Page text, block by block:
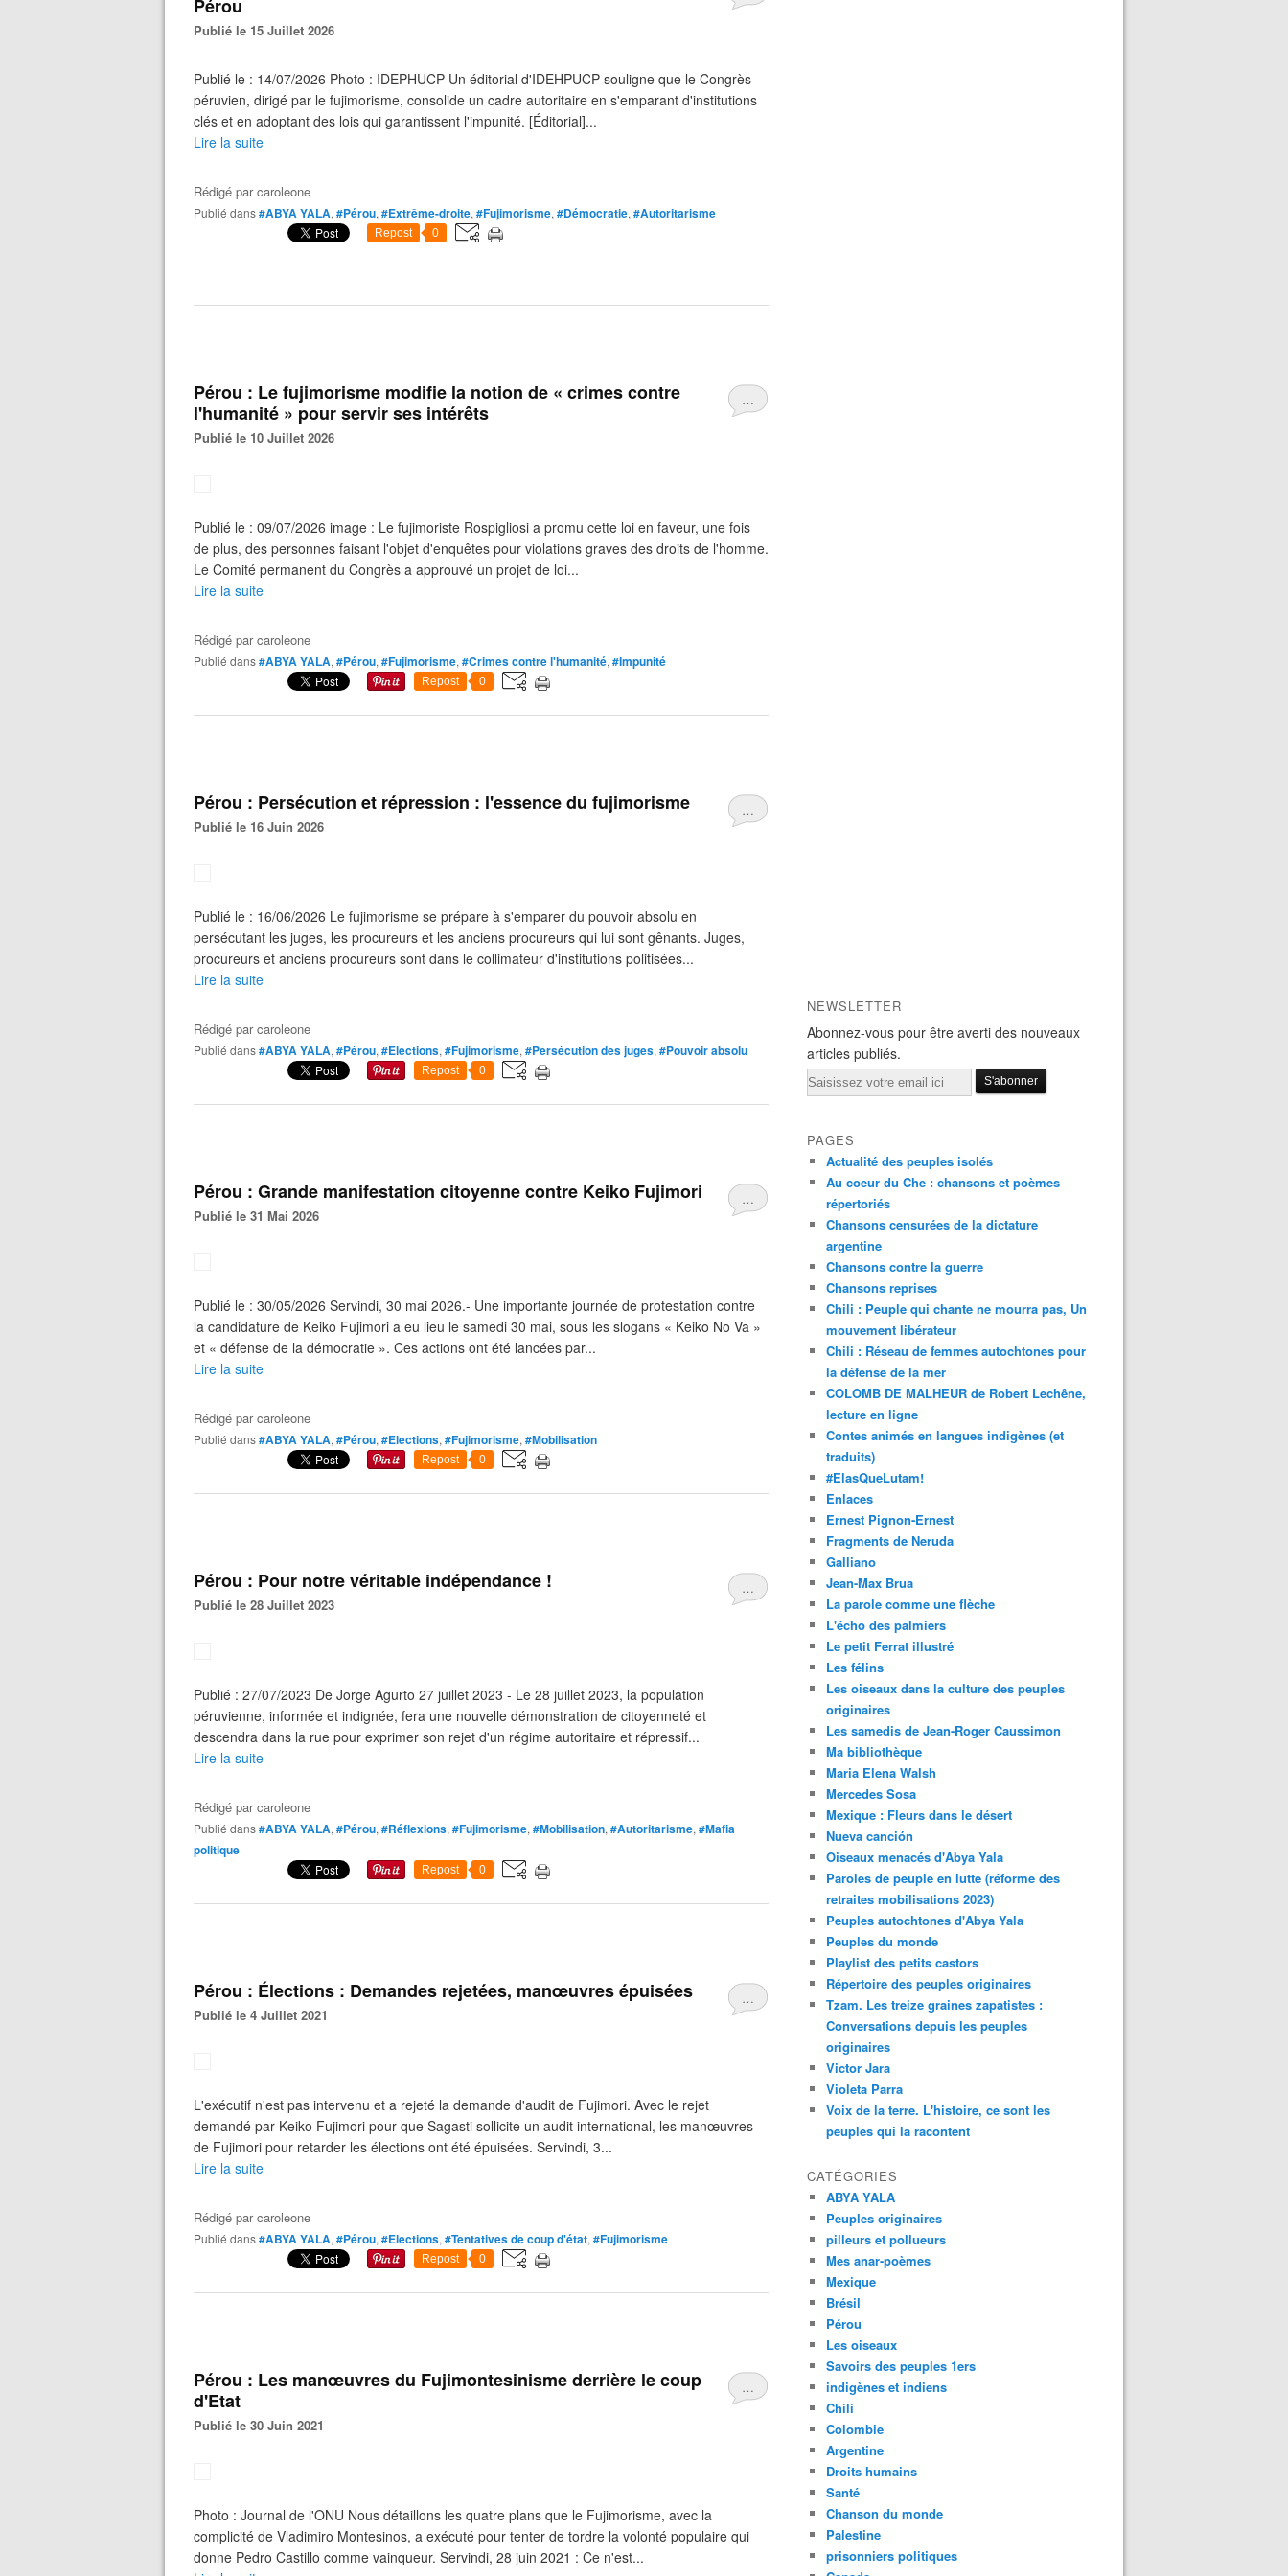
Pérou
Publié le 15 Juillet 2026
Publié le : 14/07/2026 Photo : IDEPHUCP Un éditorial d'IDEHPUCP souligne que le Congrès
péruvien, dirigé par le fujimorisme, consolide un cadre autoritaire en s'emparant d'institutions
clés et en adoptant des lois qui garantissent l'impunité. [Éditorial]...
Lire la suite
Rédigé parcaroleone
Publié dans#ABYA YALA, #Pérou, #Extrême-droite, #Fujimorisme, #Démocratie, #Autoritarisme
Repost 0
…
Pérou : Le fujimorisme modifie la notion de « crimes contre
l'humanité » pour servir ses intérêts
Publié le 10 Juillet 2026
Publié le : 09/07/2026 image : Le fujimoriste Rospigliosi a promu cette loi en faveur, une fois
de plus, des personnes faisant l'objet d'enquêtes pour violations graves des droits de l'homme.
Le Comité permanent du Congrès a approuvé un projet de loi...
Lire la suite
Rédigé parcaroleone
Publié dans#ABYA YALA, #Pérou, #Fujimorisme, #Crimes contre l'humanité, #Impunité
Repost 0
…
Pérou : Persécution et répression : l'essence du fujimorisme
Publié le 16 Juin 2026
Publié le : 16/06/2026 Le fujimorisme se prépare à s'emparer du pouvoir absolu en
persécutant les juges, les procureurs et les anciens procureurs qui lui sont gênants. Juges,
procureurs et anciens procureurs sont dans le collimateur d'institutions politisées...
Lire la suite
Rédigé parcaroleone
Publié dans#ABYA YALA, #Pérou, #Elections, #Fujimorisme, #Persécution des juges, #Pouvoir absolu
Repost 0
…
Pérou : Grande manifestation citoyenne contre Keiko Fujimori
Publié le 31 Mai 2026
Publié le : 30/05/2026 Servindi, 30 mai 2026.- Une importante journée de protestation contre
la candidature de Keiko Fujimori a eu lieu le samedi 30 mai, sous les slogans « Keiko No Va »
et « défense de la démocratie ». Ces actions ont été lancées par...
Lire la suite
Rédigé parcaroleone
Publié dans#ABYA YALA, #Pérou, #Elections, #Fujimorisme, #Mobilisation
Repost 0
…
Pérou : Pour notre véritable indépendance !
Publié le 28 Juillet 2023
Publié : 27/07/2023 De Jorge Agurto 27 juillet 2023 - Le 28 juillet 2023, la population
péruvienne, informée et indignée, fera une nouvelle démonstration de citoyenneté et
descendra dans la rue pour exprimer son rejet d'un régime autoritaire et répressif...
Lire la suite
Rédigé parcaroleone
Publié dans#ABYA YALA, #Pérou, #Réflexions, #Fujimorisme, #Mobilisation, #Autoritarisme, #Mafia
politique
Repost 0
…
Pérou : Élections : Demandes rejetées, manœuvres épuisées
Publié le 4 Juillet 2021
L'exécutif n'est pas intervenu et a rejeté la demande d'audit de Fujimori. Avec le rejet
demandé par Keiko Fujimori pour que Sagasti sollicite un audit international, les manœuvres
de Fujimori pour retarder les élections ont été épuisées. Servindi, 3...
Lire la suite
Rédigé parcaroleone
Publié dans#ABYA YALA, #Pérou, #Elections, #Tentatives de coup d'état, #Fujimorisme
Repost 0
…
Pérou : Les manœuvres du Fujimontesinisme derrière le coup
d'Etat
Publié le 30 Juin 2021
Photo : Journal de l'ONU Nous détaillons les quatre plans que le Fujimorisme, avec la
complicité de Vladimiro Montesinos, a exécuté pour tenter de tordre la volonté populaire qui
donne Pedro Castillo comme vainqueur. Servindi, 28 juin 2021 : Ce n'est...
NEWSLETTER
Abonnez-vous pour être averti des nouveaux
articles publiés.
Email
PAGES
Actualité des peuples isolés
Au coeur du Che : chansons et poèmes
répertoriés
Chansons censurées de la dictature
argentine
Chansons contre la guerre
Chansons reprises
Chili : Peuple qui chante ne mourra pas, Un
mouvement libérateur
Chili : Réseau de femmes autochtones pour
la défense de la mer
COLOMB DE MALHEUR de Robert Lechêne,
lecture en ligne
Contes animés en langues indigènes (et
traduits)
#ElasQueLutam!
Enlaces
Ernest Pignon-Ernest
Fragments de Neruda
Galliano
Jean-Max Brua
La parole comme une flèche
L'écho des palmiers
Le petit Ferrat illustré
Les félins
Les oiseaux dans la culture des peuples
originaires
Les samedis de Jean-Roger Caussimon
Ma bibliothèque
Maria Elena Walsh
Mercedes Sosa
Mexique : Fleurs dans le désert
Nueva canción
Oiseaux menacés d'Abya Yala
Paroles de peuple en lutte (réforme des
retraites mobilisations 2023)
Peuples autochtones d'Abya Yala
Peuples du monde
Playlist des petits castors
Répertoire des peuples originaires
Tzam. Les treize graines zapatistes :
Conversations depuis les peuples
originaires
Victor Jara
Violeta Parra
Voix de la terre. L'histoire, ce sont les
peuples qui la racontent
CATÉGORIES
ABYA YALA
Peuples originaires
pilleurs et pollueurs
Mes anar-poèmes
Mexique
Brésil
Pérou
Les oiseaux
Savoirs des peuples 1ers
indigènes et indiens
Chili
Colombie
Argentine
Droits humains
Santé
Chanson du monde
Palestine
prisonniers politiques